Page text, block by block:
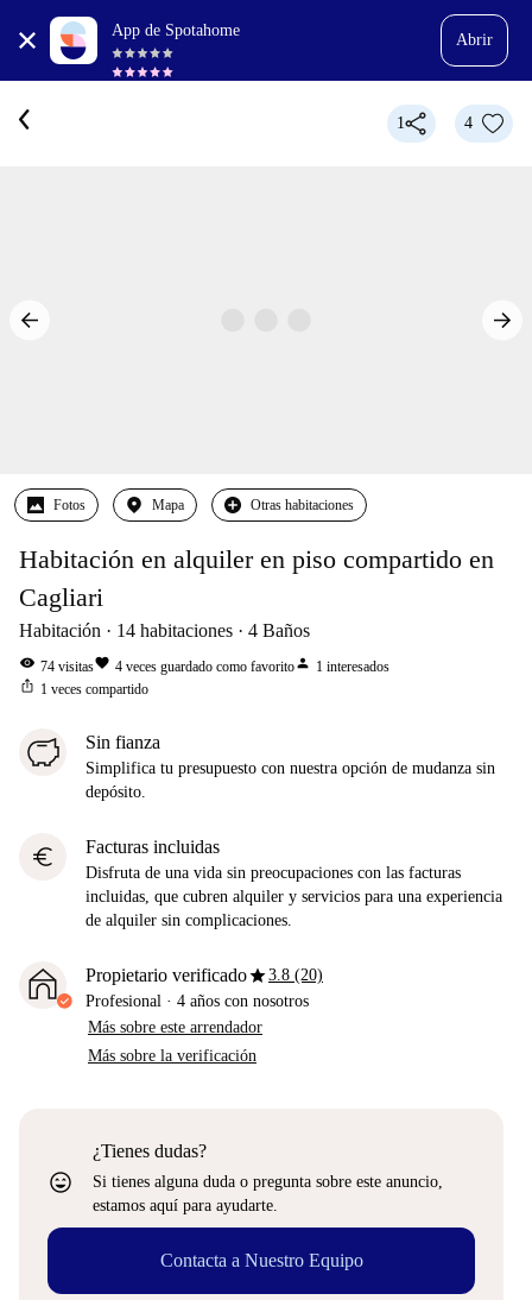
App de Spotahome
Abrir
1 4
Fotos Mapa Otras habitaciones
Habitación en alquiler en piso compartido en
Cagliari
Habitación 14 habitaciones 4 Baños
visibility 74 visitasfavorite 4 veces guardado como favoritoperson 1 interesados
ios_share 1 veces compartido
Sin fianza
Simplifica tu presupuesto con nuestra opción de mudanza sin
depósito.
euro Facturas incluidas
Disfruta de una vida sin preocupaciones con las facturas
incluidas, que cubren alquiler y servicios para una experiencia
de alquiler sin complicaciones.
Propietario verificadostar3.8 (20)
Profesional · 4 años con nosotros
Más sobre este arrendador
Más sobre la verificación
sentiment_very_satisfied
¿Tienes dudas?
Si tienes alguna duda o pregunta sobre este anuncio,
estamos aquí para ayudarte.
Contacta a Nuestro Equipo